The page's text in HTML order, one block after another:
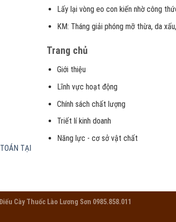
TẠI
Lấy lại vòng eo con kiến nhờ công
KM: Tháng giải phóng mỡ thừa, da
Trang chủ
Giới thiệu
Lĩnh vực hoạt động
Chính sách chất lượng
Triết lí kinh doanh
Năng lực - cơ sở vật chất
Cày Thuốc Lào Lương Sơn 0985.858.011